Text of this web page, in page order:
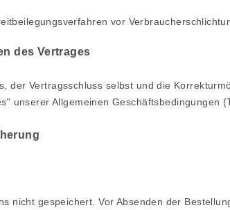
vor
des Vertrages
der Vertragsschluss selbst und die
unserer Allgemeinen Geschäftsbedingungen
nicht gespeichert. Vor Absenden der